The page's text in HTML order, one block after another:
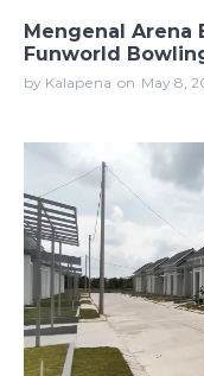
Mengenal Arena
Funworld
by Kalapena on May 8,